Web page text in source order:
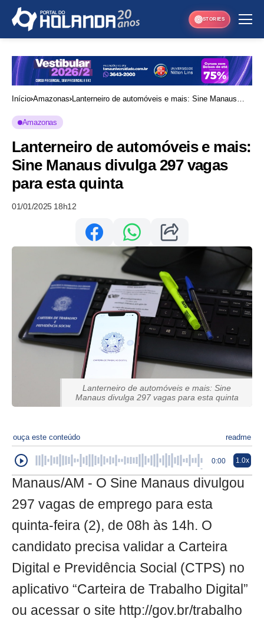
STORIES
Início Amazonas Lanterneiro de automóveis e mais: Sine Manaus
Amazonas
Lanterneiro de automóveis e mais:
Sine Manaus divulga 297 vagas
para esta quinta
01/01/2025 18h12
Lanterneiro de automóveis e mais: Sine
Manaus divulga 297 vagas para esta quinta
ouça este conteúdo readme
0:00 1.0x
Manaus/AM - O Sine Manaus divulgou
297 vagas de emprego para esta
quinta-feira (2), de 08h às 14h. O
candidato precisa validar a Carteira
Digital e Previdência Social (CTPS) no
aplicativo “Carteira de Trabalho Digital”
ou acessar o site http://gov.br/trabalho